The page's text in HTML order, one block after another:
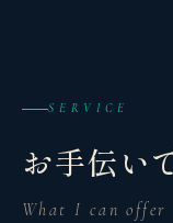
SERVICE
お手伝い
What I can offer